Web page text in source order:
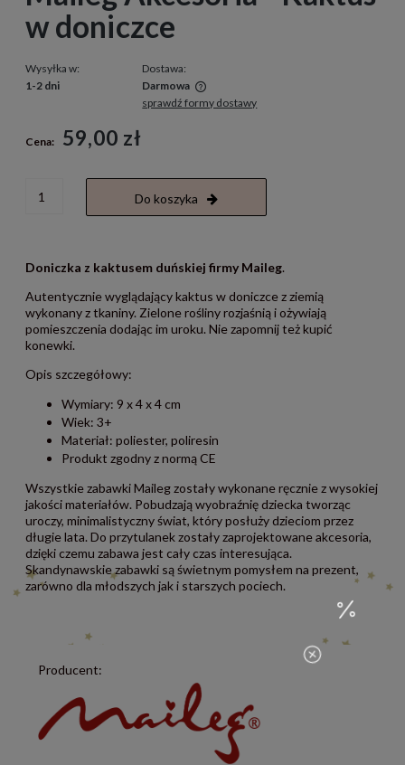
w doniczce
Wysyłka w:
1-2 dni
Dostawa:
Darmowa
Cena nie zawiera ewentualnych kosztów płatności
sprawdź formy dostawy
Cena: 59,00 zł
Do koszyka
Doniczka z kaktusem duńskiej firmy Maileg.
Autentycznie wyglądający kaktus w doniczce z ziemią
wykonany z tkaniny. Zielone rośliny rozjaśnią i ożywiają
pomieszczenia dodając im uroku. Nie zapomnij też kupić
konewki.
Opis szczegółowy:
Wymiary: 9 x 4 x 4 cm
Wiek: 3+
Materiał: poliester, poliresin
Produkt zgodny z normą CE
Wszystkie zabawki Maileg zostały wykonane ręcznie z wysokiej
jakości materiałów. Pobudzają wyobraźnię dziecka tworząc
uroczy, minimalistyczny świat, który posłuży dzieciom przez
długie lata. Do przytulanek zostały zaprojektowane akcesoria,
dzięki czemu zabawa jest cały czas interesująca.
Skandynawskie zabawki są świetnym pomysłem na prezent,
zarówno dla młodszych jak i starszych pociech.
Producent: